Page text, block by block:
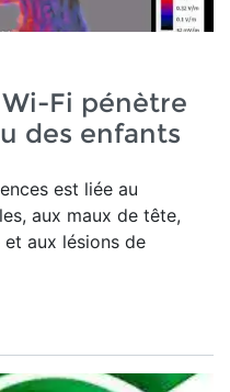
Fi pénètre
des enfants
est liée au
aux maux de tête,
aux lésions de